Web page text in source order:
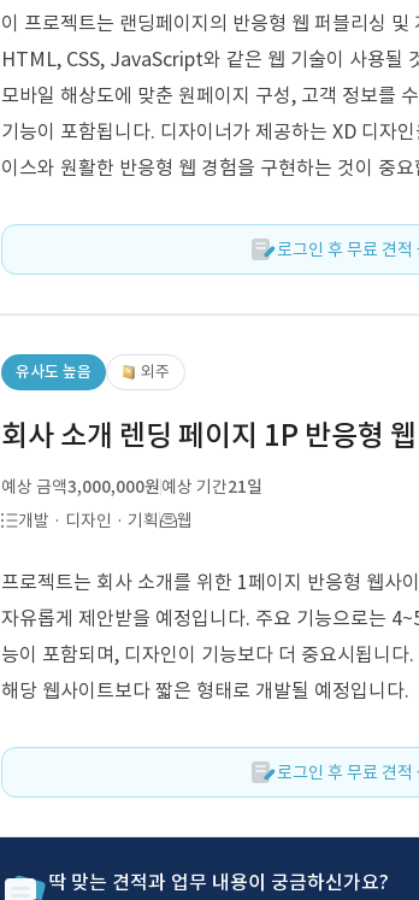
이 프로젝트는 랜딩페이지의 반응형 웹 퍼블리싱
HTML, CSS, JavaScript와 같은 웹 기술이 사용될
모바일 해상도에 맞춘 원페이지 구성, 고객 정보를
기능이 포함됩니다. 디자이너가 제공하는 XD 디자
이스와 원활한 반응형 웹 경험을 구현하는 것이 중요
로그인 후 무료 견적
유사도 높음 외주
회사 소개 렌딩 페이지 1P 반응형
예상 금액3,000,000원예상 기간21일
개발 · 디자인 · 기획
웹
프로젝트는 회사 소개를 위한 1페이지 반응형 웹사
자유롭게 제안받을 예정입니다. 주요 기능으로는
능이 포함되며, 디자인이 기능보다 더 중요시됩니
해당 웹사이트보다 짧은 형태로 개발될 예정입니다.
로그인 후 무료 견적
딱 맞는 견적과 업무 내용이 궁금하신가요?